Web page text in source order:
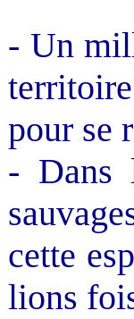
- Un
pour se
- Dans
cette
lions